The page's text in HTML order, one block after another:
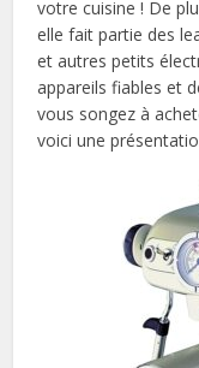
votre cuisine ! De
elle fait partie des
et autres petits
appareils fiables et
vous songez à
voici une